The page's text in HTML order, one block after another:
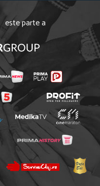
este parte a